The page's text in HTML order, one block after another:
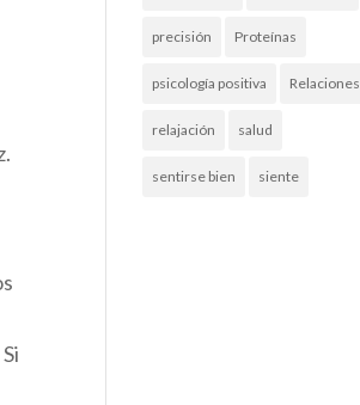
precisión Proteínas
psicología positiva Relaciones
relajación salud
sentirse bien siente